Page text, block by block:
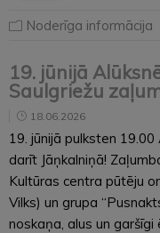
Noderīga informācija
19. jūnijā
Saulgriežu
18.06.2026
19. jūnijā pulksten
darīt Jāņkalniņā!
Kultūras centra pūtēju
Vilks) un grupa
noskaņa, alus un garšīgi